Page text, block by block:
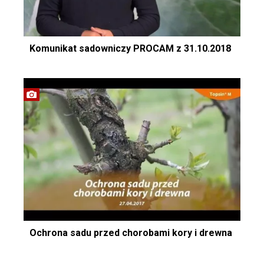
Komunikat sadowniczy PROCAM z 31.10.2018
Ochrona sadu przed chorobami kory i drewna